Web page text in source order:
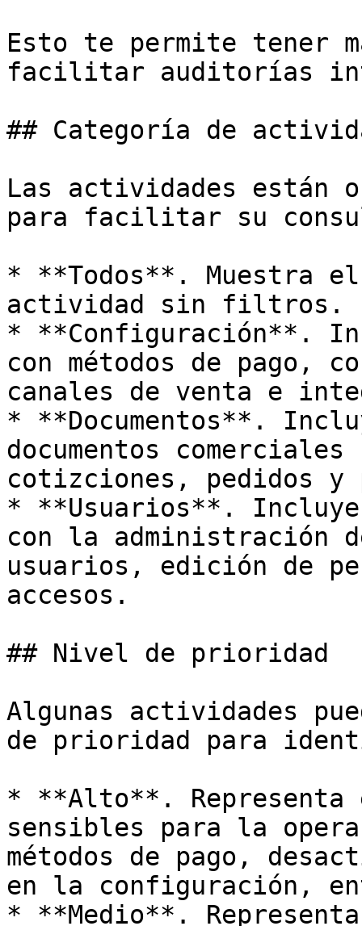
Esto te permite tener
facilitar auditorías
## Categoría de
Las actividades están
para facilitar su
* **Todos**. Muestra
actividad sin filtros.
* **Configuración**.
con métodos de pago,
canales de venta e
* **Documentos**.
documentos
cotizciones, pedidos y
* **Usuarios**.
con la administración
usuarios, edición de
accesos.
## Nivel de prioridad
Algunas actividades
de prioridad para
* **Alto**.
sensibles para la
métodos de pago,
en la configuración,
* **Medio**.